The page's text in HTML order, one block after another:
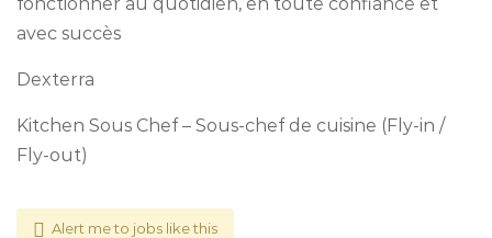
avec succès
Dexterra
Kitchen Sous Chef – Sous-chef de cuisine (Fly-in /
Fly-out)
Alert me to jobs like this